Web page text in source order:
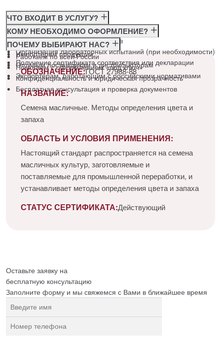
ЧТО ВХОДИТ В УСЛУГУ?
Консультация по требованиям ГОСТ
Подготовка и подача документов
Организация лабораторных испытаний (при необходимости)
Получение сертификата соответствия или декларации
КОМУ НЕОБХОДИМО ОФОРМЛЕНИЕ?
Производителям
Импортёрам продукции
Оптовым поставщикам и дистрибьюторам
Экспортёрам, работающим с российскими нормативами
ПОЧЕМУ ВЫБИРАЮТ НАС?
Работаем по всей России
Помогаем с оформлением «под ключ»
Конфиденциальность и юридическая прозрачность
Бесплатная консультация и проверка документов
ОБОЗНАЧЕНИЕ:ГОСТ 27988-88
НАЗВАНИЕ:
Семена масличные. Методы определения цвета и
запаха
ОБЛАСТЬ И УСЛОВИЯ ПРИМЕНЕНИЯ:
Настоящий стандарт распространяется на семена
масличных культур, заготовляемые и
поставляемые для промышленной переработки, и
устанавливает методы определения цвета и запаха
СТАТУС СЕРТИФИКАТА:Действующий
Оставьте заявку на
бесплатную консультацию
Заполните форму и мы свяжемся с Вами в ближайшее время